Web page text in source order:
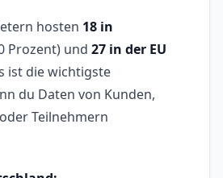
hosten 18 in
Prozent) und 27 in der EU
ist die wichtigste
du Daten von Kunden,
Teilnehmern